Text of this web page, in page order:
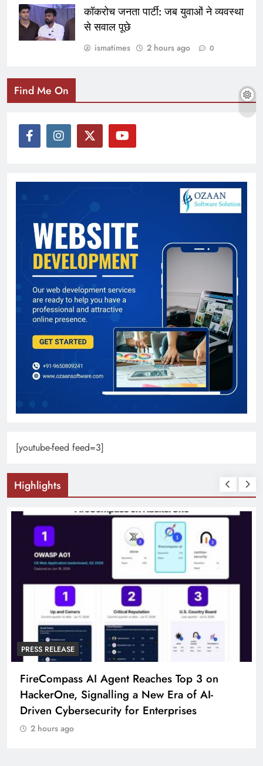
कॉकरोच जनता पार्टी: जब युवाओं ने व्यवस्था
से सवाल पूछे
ismatimes 2 hours ago 0
Find Me On
[youtube-feed feed=3]
Highlights
Agent Reaches Top 3 on
a New Era of AI-
for Enterprises
PRESS RELEASE
Broadway
To Launch
2 hours ago